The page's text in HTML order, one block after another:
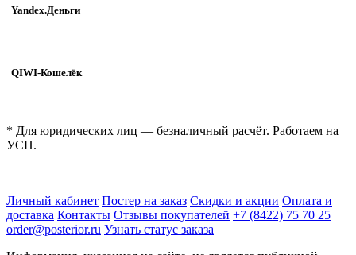
Yandex.Деньги
QIWI-Кошелёк
* Для юридических лиц — безналичный расчёт. Работаем на
УСН.
Личный кабинет Постер на заказ Скидки и акции Оплата и
доставка Контакты Отзывы покупателей +7 (8422) 75 70 25
order@posterior.ru Узнать статус заказа